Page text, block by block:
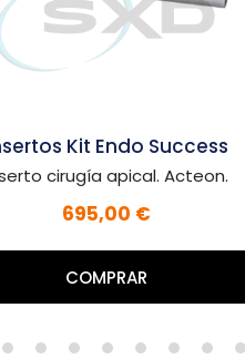
Insertos Kit Endo Success
Inserto retratamiento. Acteon.
655,00 €
COMPRAR